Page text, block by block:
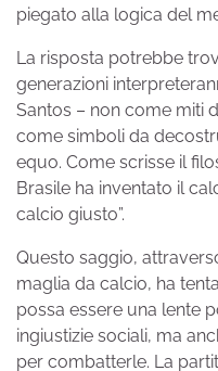
piegato alla logica del
La risposta potrebbe
generazioni
Santos – non come miti
come simboli da
equo. Come scrisse il
Brasile ha inventato il
calcio giusto”.
Questo saggio,
maglia da calcio, ha
possa essere una lente
ingiustizie sociali, ma
per combatterle. La